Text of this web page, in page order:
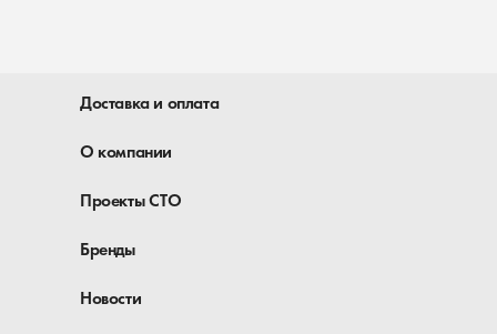
Доставка и оплата
О компании
Проекты СТО
Бренды
Новости